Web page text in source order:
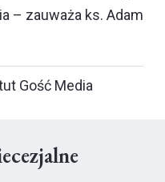
– zauważa ks. Adam
Gość Media